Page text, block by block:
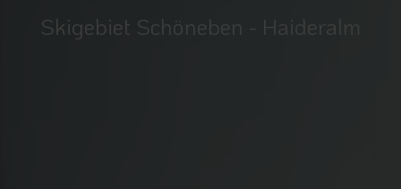
Skigebiet Schöneben - Haideralm